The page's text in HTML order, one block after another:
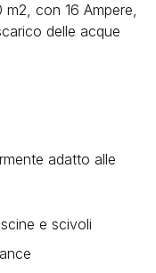
m2, con 16 Ampere,
delle acque
adatto alle
e scivoli